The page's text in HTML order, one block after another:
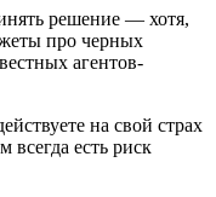
решение — хотя,
про черных
агентов-
на свой страх
всегда есть риск